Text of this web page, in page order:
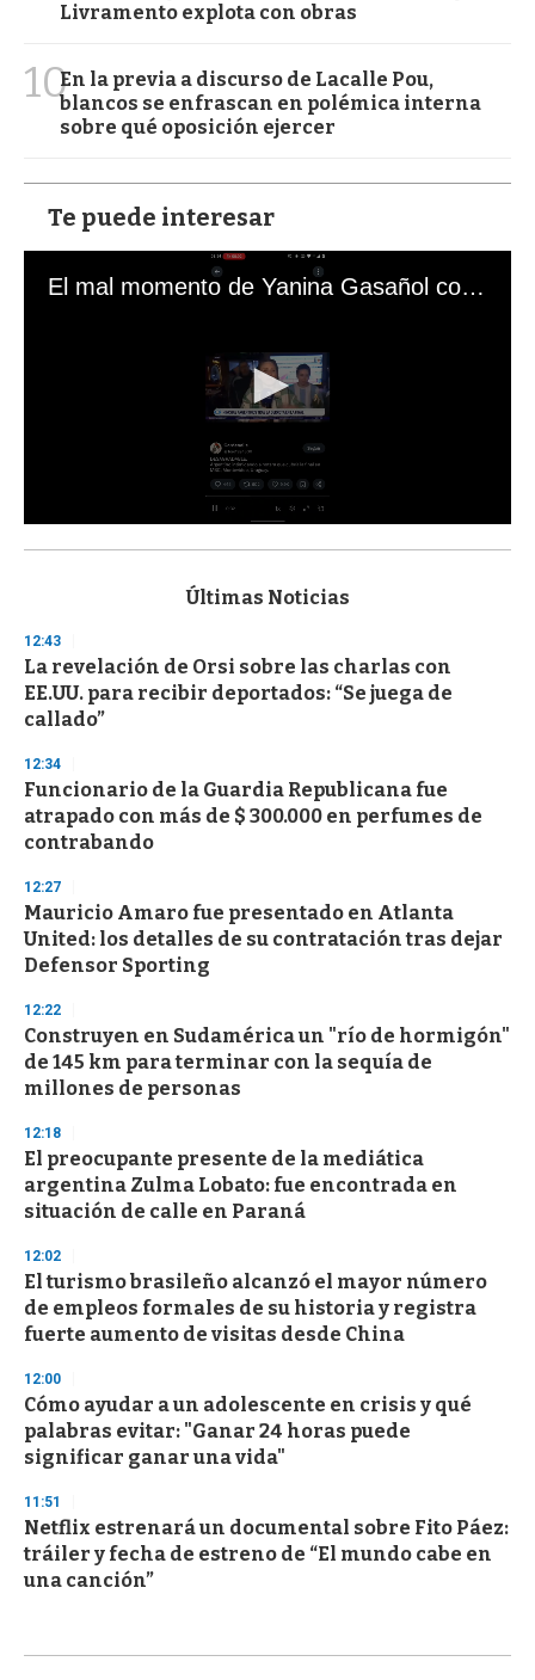
Livramento explota con obras
10En la previa a discurso de Lacalle Pou,
blancos se enfrascan en polémica interna
sobre qué oposición ejercer
Te puede interesar
El mal momento de Yanina Gasañol con un hincha argentino en "Subrayado"
s
d
s
o
f
3
s
e
c
o
n
Últimas Noticias
12:43
La revelación de Orsi sobre las charlas con
EE.UU. para recibir deportados: “Se juega de
callado”
12:34
Funcionario de la Guardia Republicana fue
atrapado con más de $ 300.000 en perfumes de
contrabando
12:27
Mauricio Amaro fue presentado en Atlanta
United: los detalles de su contratación tras dejar
Defensor Sporting
12:22
Construyen en Sudamérica un "río de hormigón"
de 145 km para terminar con la sequía de
millones de personas
12:18
El preocupante presente de la mediática
argentina Zulma Lobato: fue encontrada en
situación de calle en Paraná
12:02
El turismo brasileño alcanzó el mayor número
de empleos formales de su historia y registra
fuerte aumento de visitas desde China
12:00
Cómo ayudar a un adolescente en crisis y qué
palabras evitar: "Ganar 24 horas puede
significar ganar una vida"
11:51
Netflix estrenará un documental sobre Fito Páez:
tráiler y fecha de estreno de “El mundo cabe en
una canción”